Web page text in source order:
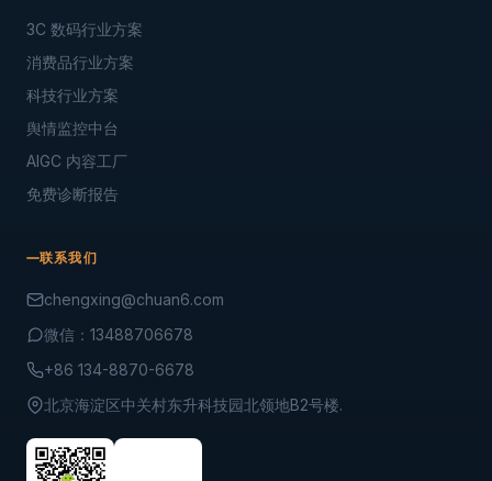
3C 数码行业方案
消费品行业方案
科技行业方案
舆情监控中台
AIGC 内容工厂
免费诊断报告
联系我们
chengxing@chuan6.com
微信：13488706678
+86 134-8870-6678
北京海淀区中关村东升科技园北领地B2号楼.